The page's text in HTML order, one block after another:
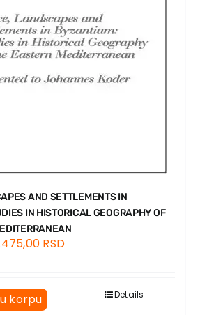
AND SETTLEMENTS IN
IN HISTORICAL GEOGRAPHY OF
RSD
korpu Details